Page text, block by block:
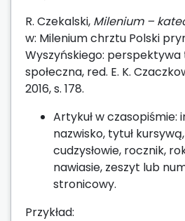
R. Czekalski, Milenium –
w: Milenium chrztu Polski
Wyszyńskiego:
społeczna, red. E. K.
2016, s. 178.
Artykuł w czasopiśmie:
nazwisko, tytuł
cudzysłowie, rocznik,
nawiasie, zeszyt lub
stronicowy.
Przykład: